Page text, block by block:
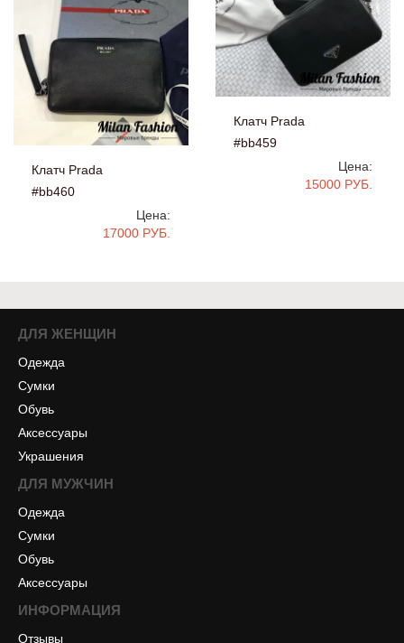
Клатч Prada
#bb459
Цена:
15000 РУБ.
Клатч Prada
#bb460
Цена:
17000 РУБ.
ДЛЯ ЖЕНЩИН
Одежда
Сумки
Обувь
Аксессуары
Украшения
ДЛЯ МУЖЧИН
Одежда
Сумки
Обувь
Аксессуары
ИНФОРМАЦИЯ
Отзывы